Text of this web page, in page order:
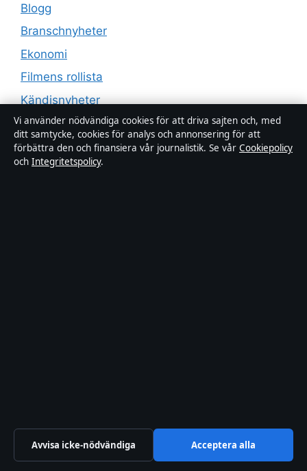
Blogg
Branschnyheter
Ekonomi
Filmens rollista
Kändisnyheter
Kultur
Livsstil
Nöje
Vi använder nödvändiga cookies för att driva sajten och, med
ditt samtycke, cookies för analys och annonsering för att
förbättra den och finansiera vår journalistik. Se vår Cookiepolicy
och Integritetspolicy.
Avvisa icke-nödvändiga Acceptera alla